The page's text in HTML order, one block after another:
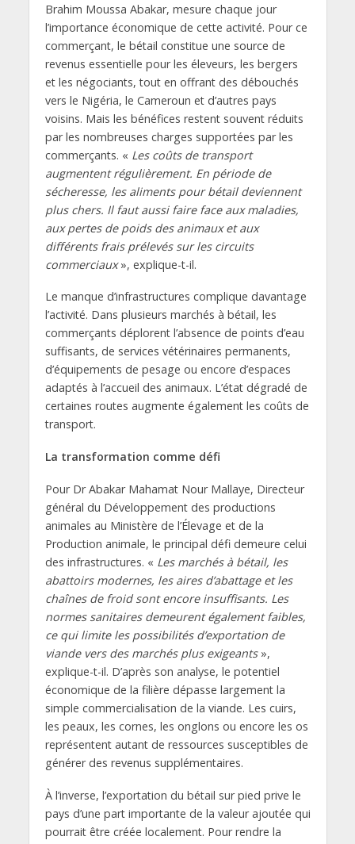
Brahim Moussa Abakar, mesure chaque jour
l’importance économique de cette activité. Pour ce
commerçant, le bétail constitue une source de
revenus essentielle pour les éleveurs, les bergers
et les négociants, tout en offrant des débouchés
vers le Nigéria, le Cameroun et d’autres pays
voisins. Mais les bénéfices restent souvent réduits
par les nombreuses charges supportées par les
commerçants. « Les coûts de transport
augmentent régulièrement. En période de
sécheresse, les aliments pour bétail deviennent
plus chers. Il faut aussi faire face aux maladies,
aux pertes de poids des animaux et aux
différents frais prélevés sur les circuits
commerciaux», explique-t-il.
Le manque d’infrastructures complique davantage
l’activité. Dans plusieurs marchés à bétail, les
commerçants déplorent l’absence de points d’eau
suffisants, de services vétérinaires permanents,
d’équipements de pesage ou encore d’espaces
adaptés à l’accueil des animaux. L’état dégradé de
certaines routes augmente également les coûts de
transport.
La transformation comme défi
Pour Dr Abakar Mahamat Nour Mallaye, Directeur
général du Développement des productions
animales au Ministère de l’Élevage et de la
Production animale, le principal défi demeure celui
des infrastructures. « Les marchés à bétail, les
abattoirs modernes, les aires d’abattage et les
chaînes de froid sont encore insuffisants. Les
normes sanitaires demeurent également faibles,
ce qui limite les possibilités d’exportation de
viande vers des marchés plus exigeants»,
explique-t-il. D’après son analyse, le potentiel
économique de la filière dépasse largement la
simple commercialisation de la viande. Les cuirs,
les peaux, les cornes, les onglons ou encore les os
représentent autant de ressources susceptibles de
générer des revenus supplémentaires.
À l’inverse, l’exportation du bétail sur pied prive le
pays d’une part importante de la valeur ajoutée qui
pourrait être créée localement. Pour rendre la